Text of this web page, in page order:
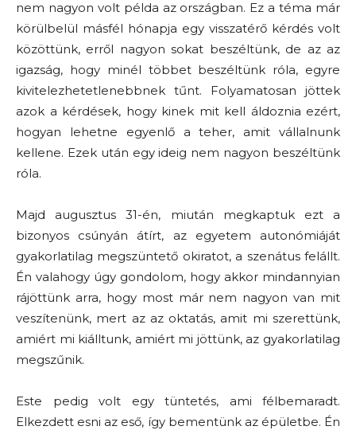
nem nagyon volt példa az országban. Ez a téma már
körülbelül másfél hónapja egy visszatérő kérdés volt
közöttünk, erről nagyon sokat beszéltünk, de az az
igazság, hogy minél többet beszéltünk róla, egyre
kivitelezhetetlenebbnek tűnt. Folyamatosan jöttek
azok a kérdések, hogy kinek mit kell áldoznia ezért,
hogyan lehetne egyenlő a teher, amit vállalnunk
kellene. Ezek után egy ideig nem nagyon beszéltünk
róla.
Majd augusztus 31-én, miután megkaptuk ezt a
bizonyos csúnyán átírt, az egyetem autonómiáját
gyakorlatilag megszüntető okiratot, a szenátus felállt.
Én valahogy úgy gondolom, hogy akkor mindannyian
rájöttünk arra, hogy most már nem nagyon van mit
veszítenünk, mert az az oktatás, amit mi szerettünk,
amiért mi kiálltunk, amiért mi jöttünk, az gyakorlatilag
megszűnik.
Este pedig volt egy tüntetés, ami félbemaradt.
Elkezdett esni az eső, így bementünk az épületbe. Én